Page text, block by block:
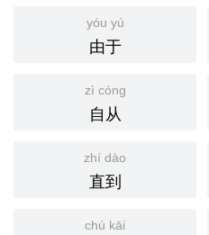
yóu yú
由于
zì cóng
自从
zhí dào
直到
chú kāi